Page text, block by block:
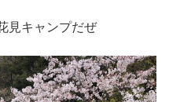
見キャンプだぜ